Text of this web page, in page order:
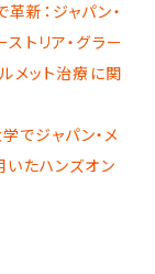
新：ジャパン・
トリア・グラー
メット治療に関
でジャパン・メ
いたハンズオン